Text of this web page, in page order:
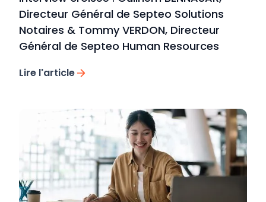
Directeur Général de Septeo Solutions
Notaires & Tommy VERDON, Directeur
Général de Septeo Human Resources
Lire l'article